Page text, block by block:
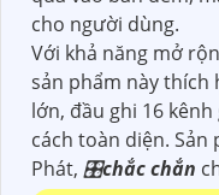
cho người dùng.
Với khả năng mở
sản phẩm này thích
lớn, đầu ghi 16
cách toàn diện. Sản
Phát, 🎛chắc chắn